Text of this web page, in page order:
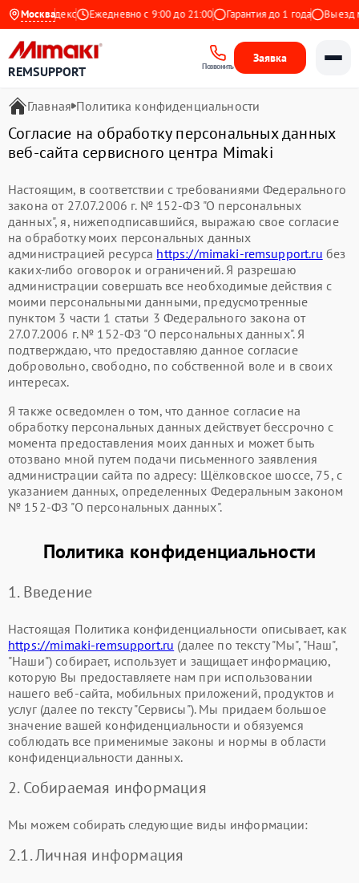
Москва
4.9 на Яндекс Ежедневно с 9:00 до 21:00 Гарантия до 1 года Выезд
REMSUPPORT Позвонить
Заявка
Главная Политика конфиденциальности
Согласие на обработку персональных данных
веб-сайта сервисного центра Mimaki
Настоящим, в соответствии с требованиями Федерального
закона от 27.07.2006 г. № 152-ФЗ "О персональных
данных", я, нижеподписавшийся, выражаю свое согласие
на обработку моих персональных данных
администрацией ресурса https://mimaki-remsupport.ru без
каких-либо оговорок и ограничений. Я разрешаю
администрации совершать все необходимые действия с
моими персональными данными, предусмотренные
пунктом 3 части 1 статьи 3 Федерального закона от
27.07.2006 г. № 152-ФЗ "О персональных данных". Я
подтверждаю, что предоставляю данное согласие
добровольно, свободно, по собственной воле и в своих
интересах.
Я также осведомлен о том, что данное согласие на
обработку персональных данных действует бессрочно с
момента предоставления моих данных и может быть
отозвано мной путем подачи письменного заявления
администрации сайта по адресу: Щёлковское шоссе, 75, с
указанием данных, определенных Федеральным законом
№ 152-ФЗ "О персональных данных".
Политика конфиденциальности
1. Введение
Настоящая Политика конфиденциальности описывает, как
https://mimaki-remsupport.ru (далее по тексту "Мы", "Наш",
"Наши") собирает, использует и защищает информацию,
которую Вы предоставляете нам при использовании
нашего веб-сайта, мобильных приложений, продуктов и
услуг (далее по тексту "Сервисы"). Мы придаем большое
значение вашей конфиденциальности и обязуемся
соблюдать все применимые законы и нормы в области
конфиденциальности данных.
2. Собираемая информация
Мы можем собирать следующие виды информации:
2.1. Личная информация